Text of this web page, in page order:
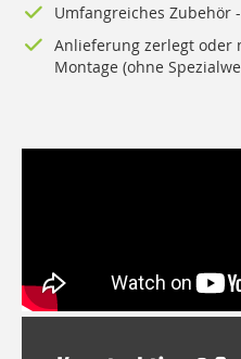
Umfangreiches
Anlieferung zerlegt oder montiert. Einfache, schnelle
Montage (ohne